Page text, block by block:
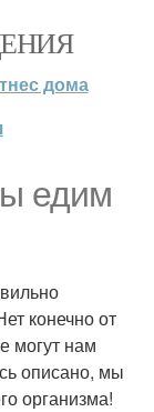
дома
едим
конечно от
могут нам
описано, мы
организма!